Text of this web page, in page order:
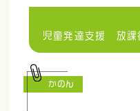
児童発達支援 放課
かのん